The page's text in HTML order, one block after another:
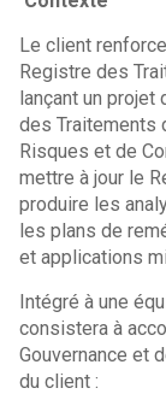
Le client
Registre des
lançant un projet
des Traitements
Risques et de
mettre à jour le
produire les
les plans de
et applications
Intégré à une
consistera à
Gouvernance et
du client :